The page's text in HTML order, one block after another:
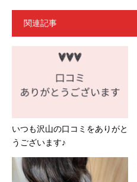
関連記事
いつも沢山の口コミをありがと
うございます♪